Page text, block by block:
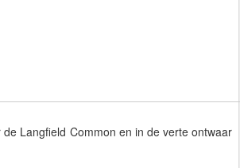
Langfield Common en in de verte ontwaar